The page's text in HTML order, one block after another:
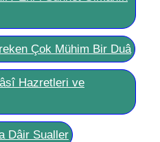
Çok Mühim Bir Duâ
Hazretleri ve
Dâir Sualler